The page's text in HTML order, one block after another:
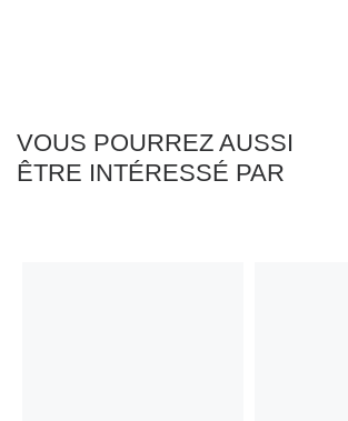
VOUS POURREZ AUSSI
ÊTRE INTÉRESSÉ PAR